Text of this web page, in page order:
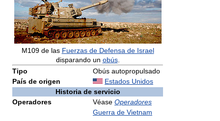
M109 de las Fuerzas de Defensa de Israel
disparando un obús.
Tipo
Obús autopropulsado
País de origen
Estados Unidos
Historia de servicio
Operadores
Véase Operadores
Guerra de Vietnam